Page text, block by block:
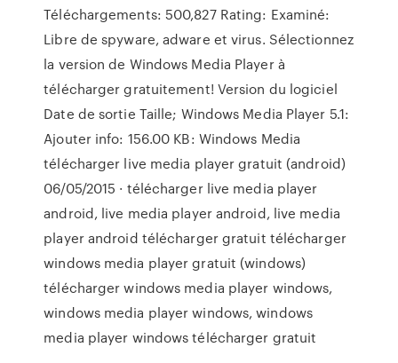
Téléchargements: 500,827 Rating: Examiné:
Libre de spyware, adware et virus. Sélectionnez
la version de Windows Media Player à
télécharger gratuitement! Version du logiciel
Date de sortie Taille; Windows Media Player 5.1:
Ajouter info: 156.00 KB: Windows Media
télécharger live media player gratuit (android)
06/05/2015 · télécharger live media player
android, live media player android, live media
player android télécharger gratuit télécharger
windows media player gratuit (windows)
télécharger windows media player windows,
windows media player windows, windows
media player windows télécharger gratuit